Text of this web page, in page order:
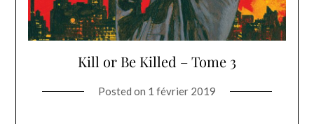
Kill or Be Killed – Tome 3
Posted on 1 février 2019